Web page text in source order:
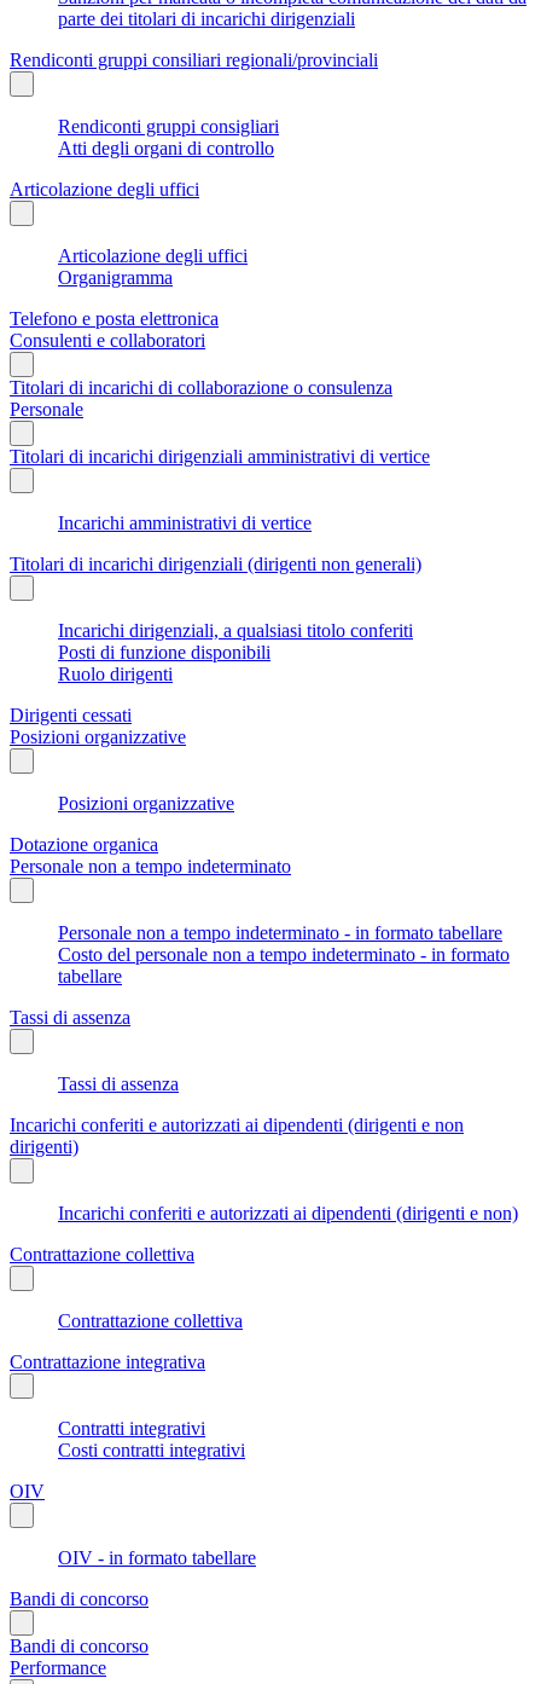
parte dei titolari di incarichi dirigenziali
Rendiconti gruppi consiliari regionali/provinciali
Rendiconti gruppi consigliari
Atti degli organi di controllo
Articolazione degli uffici
Articolazione degli uffici
Organigramma
Telefono e posta elettronica
Consulenti e collaboratori
Titolari di incarichi di collaborazione o consulenza
Personale
Titolari di incarichi dirigenziali amministrativi di vertice
Incarichi amministrativi di vertice
Titolari di incarichi dirigenziali (dirigenti non generali)
Incarichi dirigenziali, a qualsiasi titolo conferiti
Posti di funzione disponibili
Ruolo dirigenti
Dirigenti cessati
Posizioni organizzative
Posizioni organizzative
Dotazione organica
Personale non a tempo indeterminato
Personale non a tempo indeterminato - in formato tabellare
Costo del personale non a tempo indeterminato - in formato
tabellare
Tassi di assenza
Tassi di assenza
Incarichi conferiti e autorizzati ai dipendenti (dirigenti e non
dirigenti)
Incarichi conferiti e autorizzati ai dipendenti (dirigenti e non)
Contrattazione collettiva
Contrattazione collettiva
Contrattazione integrativa
Contratti integrativi
Costi contratti integrativi
OIV
OIV - in formato tabellare
Bandi di concorso
Bandi di concorso
Performance